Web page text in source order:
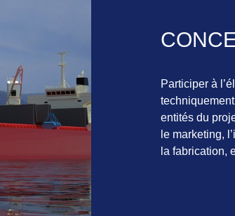
Participer à
entités du
le marketing,
la fabrication,